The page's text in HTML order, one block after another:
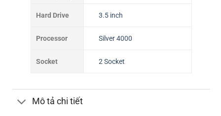
Hard Drive 3.5 inch
Processor Silver 4000
Socket 2 Socket
Mô tả chi tiết